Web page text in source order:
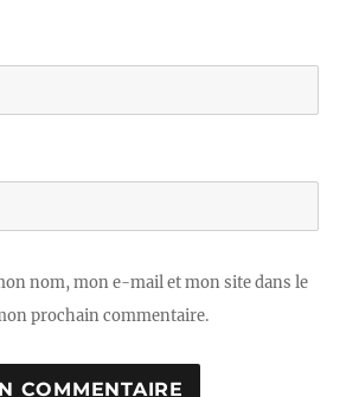
nom, mon e-mail et mon site dans le
prochain commentaire.